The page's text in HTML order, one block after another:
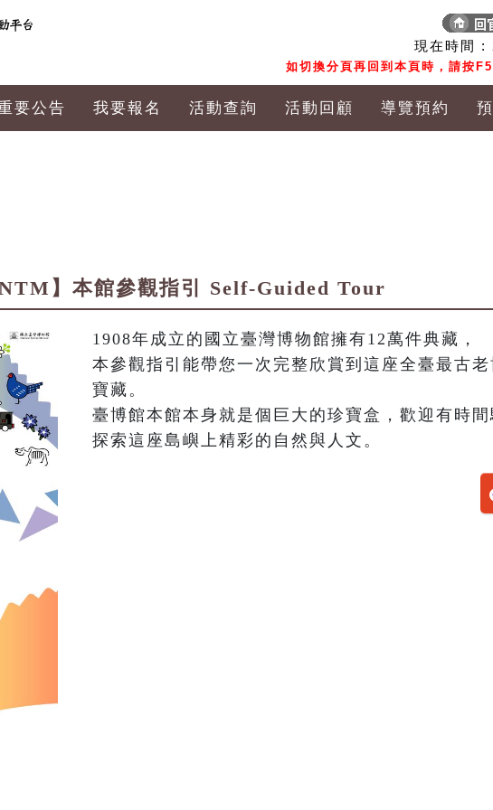
現在時間 :
如切換分頁再回到本頁時，請按
要公告 我要報名 活動查詢 活動回顧 導覽預約
】本館參觀指引 Self-Guided Tour
1908年成立的國立臺灣博物館擁有12萬件典藏，
本參觀指引能帶您一次完整欣賞到這座全臺最古
寶藏。
臺博館本館本身就是個巨大的珍寶盒，歡迎有時
探索這座島嶼上精彩的自然與人文。